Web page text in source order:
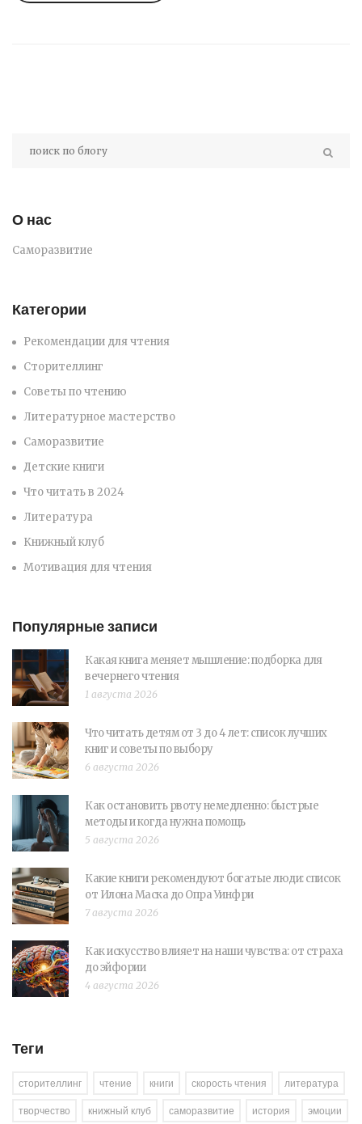
О нас
Саморазвитие
Категории
Рекомендации для чтения
Сторителлинг
Советы по чтению
Литературное мастерство
Саморазвитие
Детские книги
Что читать в 2024
Литература
Книжный клуб
Мотивация для чтения
Популярные записи
Какая книга меняет мышление: подборка для
вечернего чтения
1 августа 2026
Что читать детям от 3 до 4 лет: список лучших
книг и советы по выбору
6 августа 2026
Как остановить рвоту немедленно: быстрые
методы и когда нужна помощь
5 августа 2026
Какие книги рекомендуют богатые люди: список
от Илона Маска до Опра Уинфри
7 августа 2026
Как искусство влияет на наши чувства: от страха
до эйфории
4 августа 2026
Теги
сторителлинг чтение книги скорость чтения
литература
творчество
книжный клуб саморазвитие история
эмоции